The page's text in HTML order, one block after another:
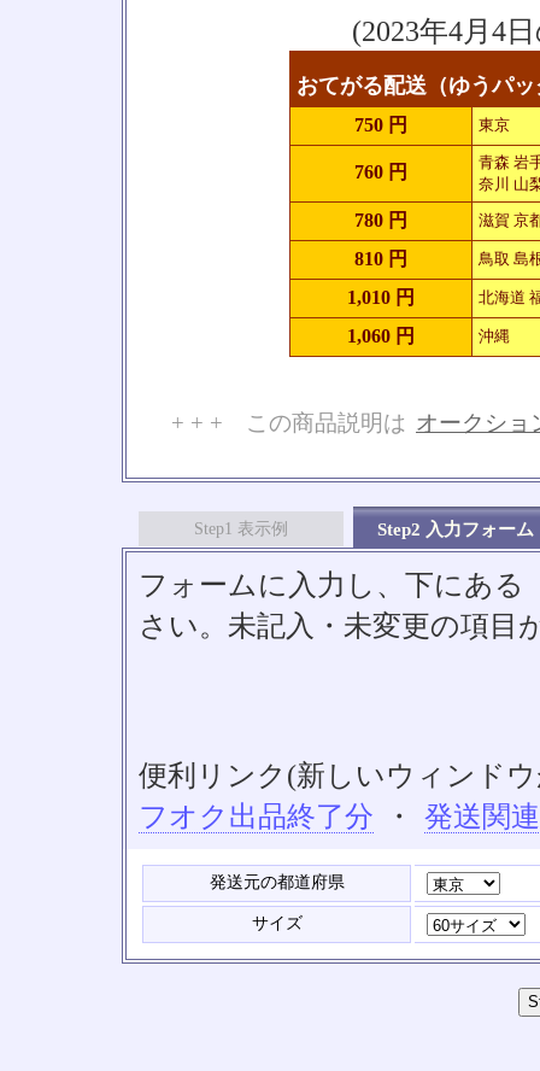
(2023年4月4
おてがる配送（ゆうパ
750 円 東京
760 円
青森 岩
奈川 山
780 円 滋賀 京
810 円 鳥取 島
1,010 円 北海道
1,060 円 沖縄
+ + + この商品説明は オークショ
Step1 表示例 Step2 入力フォーム
フォームに入力し、下にあ
さい。未記入・未変更の項目
便利リンク(新しいウィンド
フオク出品終了分
・ 発送関
発送元の都道府県
サイズ